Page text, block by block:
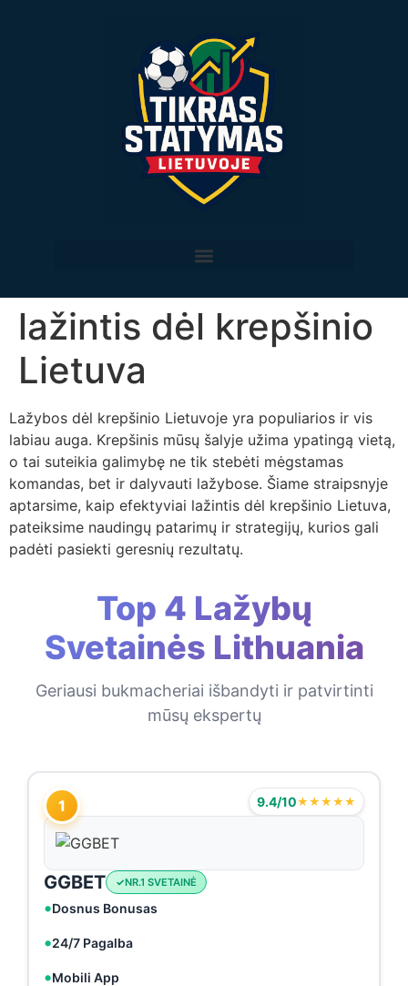
lažintis dėl krepšinio
Lietuva
Lažybos dėl krepšinio Lietuvoje yra populiarios ir vis
labiau auga. Krepšinis mūsų šalyje užima ypatingą vietą,
o tai suteikia galimybę ne tik stebėti mėgstamas
komandas, bet ir dalyvauti lažybose. Šiame straipsnyje
aptarsime, kaip efektyviai lažintis dėl krepšinio Lietuva,
pateiksime naudingų patarimų ir strategijų, kurios gali
padėti pasiekti geresnių rezultatų.
Top 4 Lažybų
Svetainės Lithuania
Geriausi bukmacheriai išbandyti ir patvirtinti
mūsų ekspertų
1 9.4/10★★★★★
GGBET NR.1 SVETAINĖ
Dosnus Bonusas
24/7 Pagalba
Mobili App